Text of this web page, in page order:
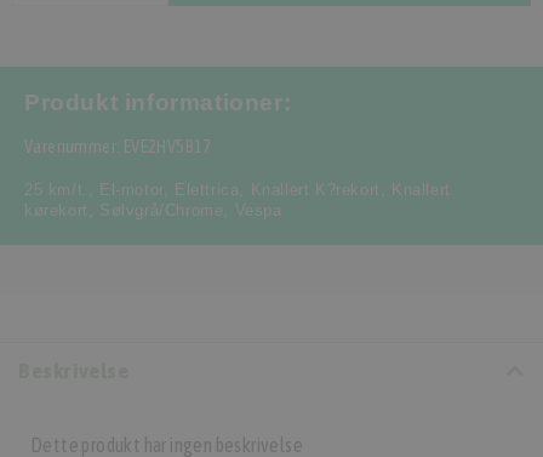
Produkt informationer:
Varenummer: EVE2HV5B17
25 km/t. , El-motor, Elettrica, Knallert K?rekort ,
Knallert
kørekort , Sølvgrå/Chrome, Vespa
Dette produkt har ingen beskrivelse